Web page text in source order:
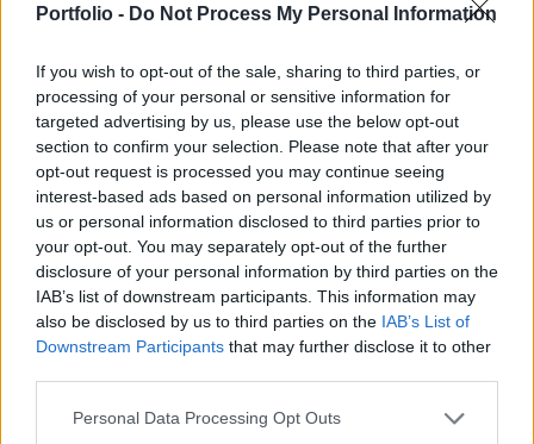
Portfolio - Do Not Process My Personal Information
If you wish to opt-out of the sale, sharing to third parties, or
processing of your personal or sensitive information for
targeted advertising by us, please use the below opt-out
section to confirm your selection. Please note that after your
opt-out request is processed you may continue seeing
interest-based ads based on personal information utilized by
us or personal information disclosed to third parties prior to
your opt-out. You may separately opt-out of the further
disclosure of your personal information by third parties on the
IAB’s list of downstream participants. This information may
also be disclosed by us to third parties on the IAB’s List of
Downstream Participants that may further disclose it to other
Personal Data Processing Opt Outs
2023. január 20. 08:38
Az uniós fogyasztóvédelmi hatóságok trükkös
gyakorlatra hívják fel a figyelmet az online térben:
egyes cégek rejtett módon veszik rá a gyanútlan
felhasználókat szolgáltatásaik előfizetésre. A
Gazdasági Versenyhivatal is találkozott már
hasonlóval, mostantól pedig a bankkártya-
társaságok is segítik a hatóságokat a fellépésben
- hívta fel a figyelmet közleményében a GVH.
Fogyasztóvédelmi Együttműködési Hálózata (Consumer